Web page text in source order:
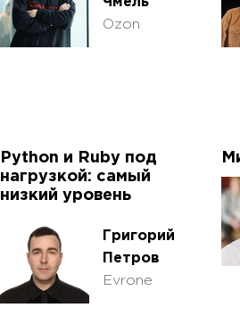
Ozon
Python и Ruby под
нагрузкой: самый
низкий уровень
Григорий
Петров
Evrone